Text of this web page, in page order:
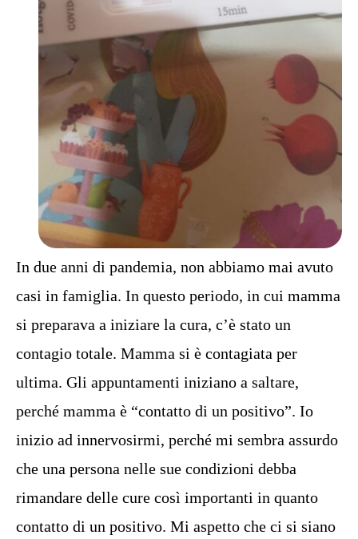
In due anni di pandemia, non abbiamo mai avuto
casi in famiglia. In questo periodo, in cui mamma
si preparava a iniziare la cura, c’è stato un
contagio totale. Mamma si è contagiata per
ultima. Gli appuntamenti iniziano a saltare,
perché mamma è “contatto di un positivo”. Io
inizio ad innervosirmi, perché mi sembra assurdo
che una persona nelle sue condizioni debba
rimandare delle cure così importanti in quanto
contatto di un positivo. Mi aspetto che ci si siano